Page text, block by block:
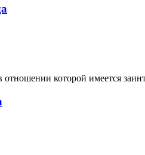
которой имеется